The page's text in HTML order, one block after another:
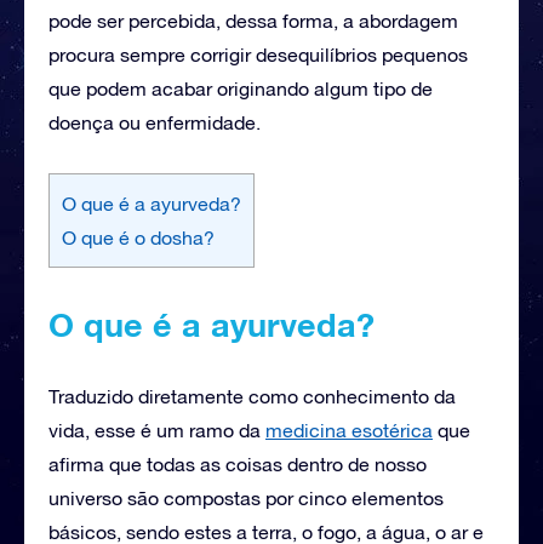
pode ser percebida, dessa forma, a abordagem
procura sempre corrigir desequilíbrios pequenos
que podem acabar originando algum tipo de
doença ou enfermidade.
O que é a ayurveda?
O que é o dosha?
O que é a ayurveda?
Traduzido diretamente como conhecimento da
vida, esse é um ramo da medicina esotérica que
afirma que todas as coisas dentro de nosso
universo são compostas por cinco elementos
básicos, sendo estes a terra, o fogo, a água, o ar e